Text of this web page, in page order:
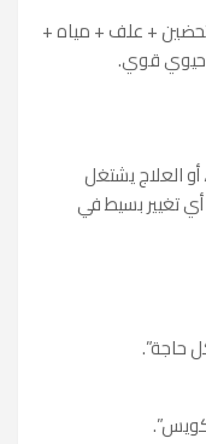
+ علف + مياه +
حيوي قوي.
العلاج يشتغل
تغيير بسيط في
حاجة”.